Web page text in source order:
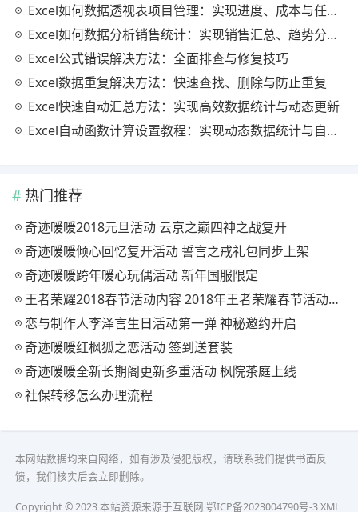
Excel如何数据透视表项目管理：实现进度、成本与任务的高效分析
Excel如何数据分析销售统计：实现销售汇总、趋势分析与业绩优化
Excel公式错误解决方法：全面排查与修复技巧
Excel数据重复解决方法：快速查找、删除与防止重复
Excel快速自动汇总方法：实现高效数据统计与动态更新
Excel自动函数计算设置教程：实现动态数据统计与自动更新
热门推荐
奇迹暖暖2018元旦活动 云京之巅四神之战复开
奇迹暖暖倾心回忆复开活动 誓言之戒礼包同步上架
奇迹暖暖跨年暖心玩偶活动 新年国服限定
王者荣耀2018春节活动内容 2018年王者荣耀春节活动大全
恋与制作人李泽言生日活动第一弹 神秘邀约开启
奇迹暖暖红枫狐之恋活动 签到送套装
奇迹暖暖全新长期阁更新多重活动 枫院茶庭上线
社保转移怎么办理流程
本网站数据均来自网络，如有涉及侵犯版权，请联系我们提供书面反
馈，我们核实后会立即删除。
Copyright © 2023 本站资源来源于互联网 鄂ICP备2023004790号-3XML